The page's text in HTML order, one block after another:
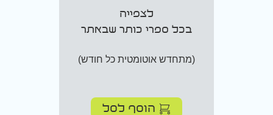
לצפייה
בכל ספרי כותר שבאתר
(מתחדש אוטומטית כל חודש)
הוסף לסל